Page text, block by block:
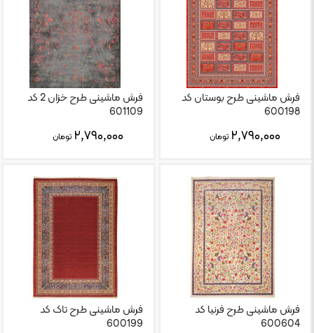
فرش ماشینی طرح بوستان کد
600198
۲,۷۹۰,۰۰۰ تومان
فرش ماشینی طرح خزان 2 کد
601109
۲,۷۹۰,۰۰۰ تومان
فرش ماشینی طرح فرنیا کد
600604
فرش ماشینی طرح تاک کد
600199